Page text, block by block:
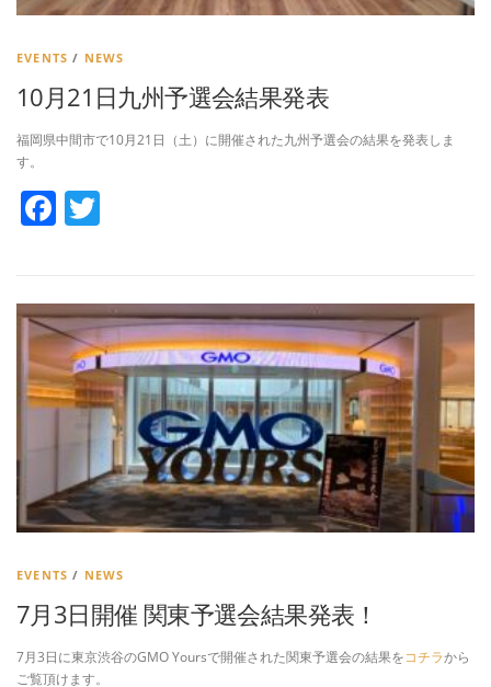
EVENTS / NEWS
10月21日九州予選会結果発表
福岡県中間市で10月21日（土）に開催された九州予選会の結果を発表しま
す。
Facebook
EVENTS / NEWS
7月3日開催 関東予選会結果発表！
7月3日に東京渋谷のGMO Yoursで開催された関東予選会の結果をコチラから
ご覧頂けます。